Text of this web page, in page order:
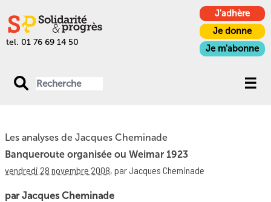
tel. 01 76 69 14 50
J'adhère
Je donne
Je m'abonne
Les analyses de Jacques Cheminade
Banqueroute organisée ou Weimar 1923
vendredi 28 novembre 2008, par Jacques Cheminade
par Jacques Cheminade